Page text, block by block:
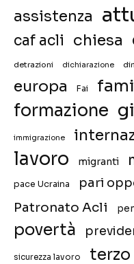
assistenza
caf acli chiesa
detrazioni dichiarazione
europa Fai
formazione
immigrazione
lavoro migranti
pace Ucraina pari
Patronato Acli
povertà
sicurezza lavoro